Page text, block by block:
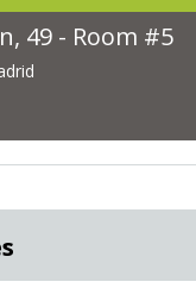
49 - Room #5